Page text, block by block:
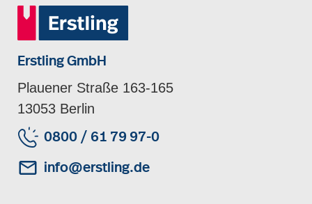
Erstling GmbH
Plauener Straße 163-165
13053 Berlin
0800 / 61 79 97-0
info@erstling.de